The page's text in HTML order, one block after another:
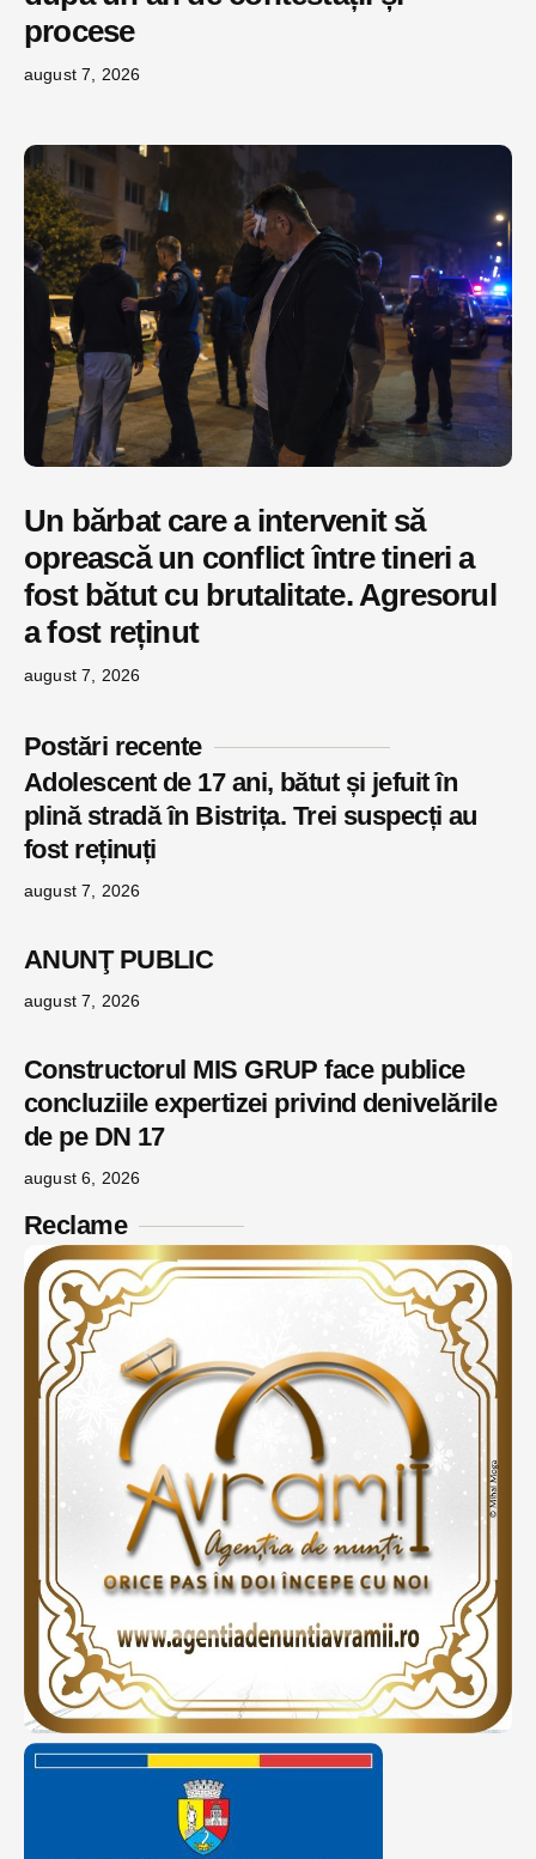
procese
august 7, 2026
Un bărbat care a intervenit să
oprească un conflict între tineri a
fost bătut cu brutalitate. Agresorul
a fost reținut
august 7, 2026
Postări recente
Adolescent de 17 ani, bătut și jefuit în
plină stradă în Bistrița. Trei suspecți au
fost reținuți
august 7, 2026
ANUNŢ PUBLIC
august 7, 2026
Constructorul MIS GRUP face publice
concluziile expertizei privind denivelările
de pe DN 17
august 6, 2026
Reclame